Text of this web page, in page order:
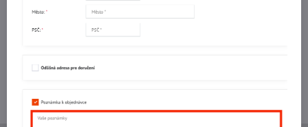
Potřebujete poradit s objednávkou?